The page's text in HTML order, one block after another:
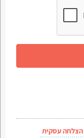
הצלחה עסקית